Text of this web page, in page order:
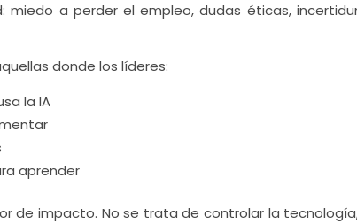
miedo a perder el empleo, dudas éticas,
donde los líderes:
la IA
aprender
de impacto. No se trata de controlar la